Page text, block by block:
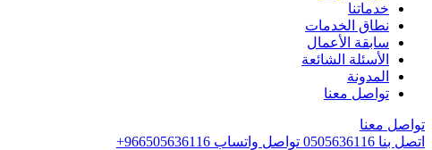
خدماتنا
نطاق الخدمات
سابقة الأعمال
الأسئلة الشائعة
المدونة
تواصل معنا
تواصل معنا
اتصل بنا 0505636116 تواصل واتساب +966505636116